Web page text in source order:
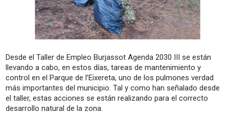
Desde el Taller de Empleo Burjassot Agenda 2030 III se están
llevando a cabo, en estos días, tareas de mantenimiento y
control en el Parque de l’Eixereta, uno de los pulmones verdad
más importantes del municipio. Tal y como han señalado desde
el taller, estas acciones se están realizando para el correcto
desarrollo natural de la zona.